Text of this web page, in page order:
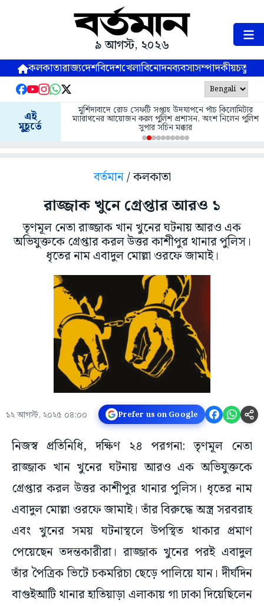
৯ আগস্ট, ২০২৬
কলকাতারাজ্যদেশবিদেশখেলাবিনোদনব্যবসাসম্পাদকীয়
এই
মুহূর্তে
মুর্শিদাবাদে রোড সেফটি সপ্তাহ উদযাপনে পাঁচ কিলোমিটার
ম্যারাথনের আয়োজন করল পুলিশ প্রশাসন, অংশ নিলেন পুলিশ
সুপার সচিন মক্কার
বর্তমান/ কলকাতা
রাজ্জাক খুনে গ্রেপ্তার আরও ১
তৃণমূল নেতা রাজ্জাক খান খুনের ঘটনায় আরও এক
অভিযুক্তকে গ্রেপ্তার করল উত্তর কাশীপুর থানার পুলিস।
ধৃতের নাম এবাদুল মোল্লা ওরফে জামাই।
১২ আগস্ট, ২০২৫ ০৪:০০ Prefer us on Google
নিজস্ব প্রতিনিধি, দক্ষিণ ২৪ পরগনা: তৃণমূল নেতা
রাজ্জাক খান খুনের ঘটনায় আরও এক অভিযুক্তকে
গ্রেপ্তার করল উত্তর কাশীপুর থানার পুলিস। ধৃতের নাম
এবাদুল মোল্লা ওরফে জামাই। তাঁর বিরুদ্ধে অস্ত্র সরবরাহ
এবং খুনের সময় ঘটনাস্থলে উপস্থিত থাকার প্রমাণ
পেয়েছেন তদন্তকারীরা। রাজ্জাক খুনের পরই এবাদুল
তাঁর পৈত্রিক ভিটে চকমরিচা ছেড়ে পালিয়ে যান। দীর্ঘদিন
বাগুইআটি থানার হাতিয়াড়া এলাকায় গা ঢাকা দিয়েছিলেন